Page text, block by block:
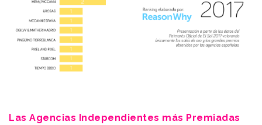
Las Agencias Independientes más Premiadas